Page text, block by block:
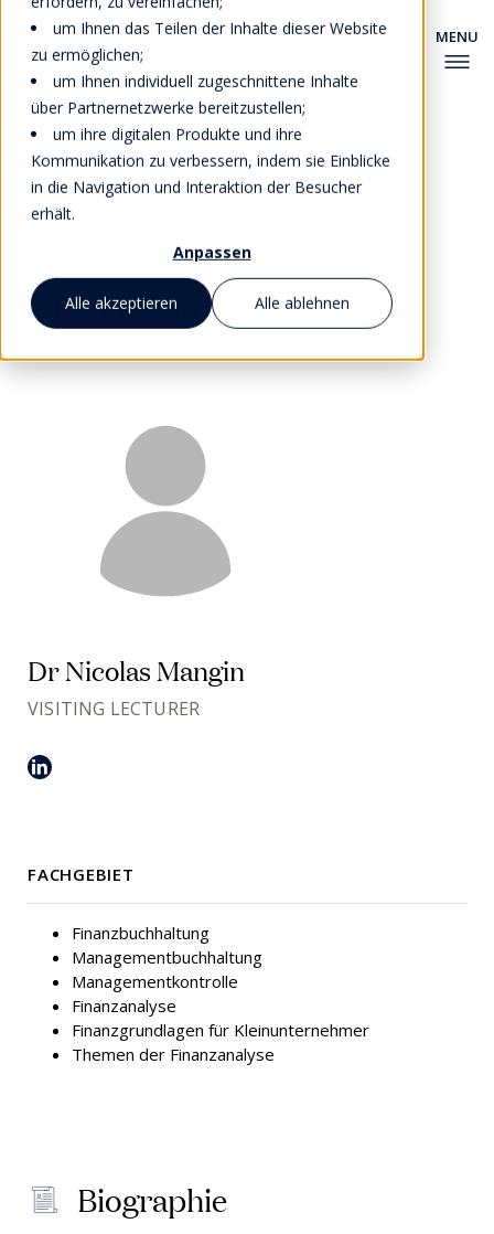
um Ihnen das Teilen der Inhalte dieser Website
zu ermöglichen;
um Ihnen individuell zugeschnittene Inhalte
über Partnernetzwerke bereitzustellen;
um ihre digitalen Produkte und ihre
Kommunikation zu verbessern, indem sie Einblicke
in die Navigation und Interaktion der Besucher
erhält.
Anpassen
Alle akzeptieren Alle ablehnen
Zurück zu Fakultät
Nicolas Mangin
Dr Nicolas Mangin
VISITING LECTURER
FACHGEBIET
Finanzbuchhaltung
Managementbuchhaltung
Managementkontrolle
Finanzanalyse
Finanzgrundlagen für Kleinunternehmer
Themen der Finanzanalyse
Biographie